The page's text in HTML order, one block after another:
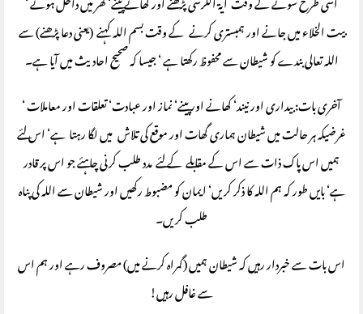
بیت الخلاء میں جانے اور ہمبستری کرنے کے وقت بسم اللہ کہنے (یعنی دعا پڑھنے) سے
اللہ تعالی بندے کو شیطان سے محفوظ رکھتا ہے ‘ جیسا کہ صحیح احادیث میں آیا ہے۔
آخری بات: بیداری اور نیند‘ کھانے اور پینے‘ نماز اور عبادت‘ تعلقات اور معاملات ‘
غرضیکہ ہر حالت میں شیطان ہماری گھات اور موقع کی تلاش میں لگا رہتا ہے‘ اس لئے
ہمیں اس پاک ذات سے اس کے مقابلے کے لئے مدد طلب کرنی چاہئے جو اس پر قادر
ہے‘ بایں طور کہ ہم اللہ کا ذکر کریں‘ ایمان کو مضبوط رکھیں اور شیطان سے اللہ کی پناہ
طلب کریں۔
اس بات سے خبردار رہیں کہ شیطان ہمیں (گمراہ کرنے میں) مصروف رہے اور ہم اس
سے غافل رہیں!